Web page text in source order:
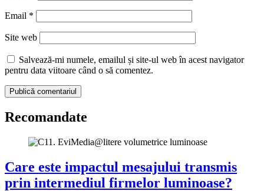
Email *
Site web
Salvează-mi numele, emailul și site-ul web în acest navigator
pentru data viitoare când o să comentez.
Recomandate
Care este impactul mesajului transmis
prin intermediul firmelor luminoase?